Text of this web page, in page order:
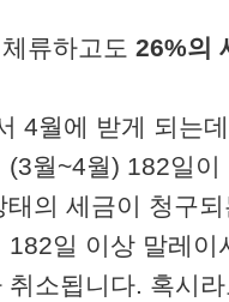
류하고도 26%의
4월에 받게 되는
월~4월) 182일
의 세금이 청구
일 이상 말레
소됩니다. 혹시